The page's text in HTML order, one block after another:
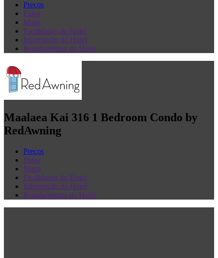
Preços
Fotos
Mapa
Facilidades do Hotel
Informação do Hotel
Regulamentos do Hotel
Maalaea Kai 316 1 Bedroom Condo by
RedAwning
Preços
Fotos
Mapa
Facilidades do Hotel
Informação do Hotel
Regulamentos do Hotel